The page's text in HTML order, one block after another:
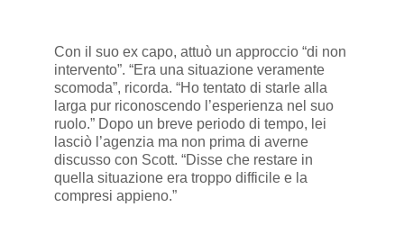
Con il suo ex capo, attuò un approccio “di non
intervento”. “Era una situazione veramente
scomoda”, ricorda. “Ho tentato di starle alla
larga pur riconoscendo l’esperienza nel suo
ruolo.” Dopo un breve periodo di tempo, lei
lasciò l’agenzia ma non prima di averne
discusso con Scott. “Disse che restare in
quella situazione era troppo difficile e la
compresi appieno.”